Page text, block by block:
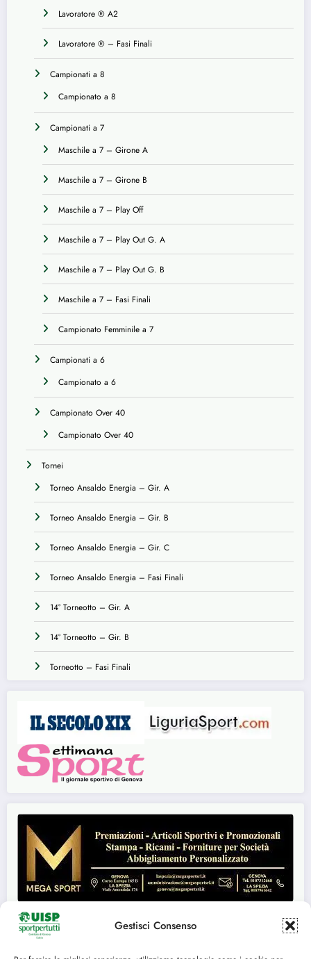
Gestisci Consenso
Lavoratore ® A2
Lavoratore ® – Fasi Finali
Campionati a 8
Campionato a 8
Campionati a 7
Maschile a 7 – Girone A
Maschile a 7 – Girone B
Maschile a 7 – Play Off
Maschile a 7 – Play Out G. A
Maschile a 7 – Play Out G. B
Maschile a 7 – Fasi Finali
Campionato Femminile a 7
Campionati a 6
Campionato a 6
Campionato Over 40
Campionato Over 40
Tornei
Torneo Ansaldo Energia – Gir. A
Torneo Ansaldo Energia – Gir. B
Torneo Ansaldo Energia – Gir. C
Torneo Ansaldo Energia – Fasi Finali
14° Torneotto – Gir. A
14° Torneotto – Gir. B
Torneotto – Fasi Finali